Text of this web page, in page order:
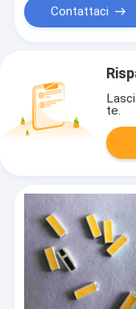
Contattaci
te.